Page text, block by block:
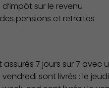
sur le revenu
pensions et retraites
assurés 7 jours sur 7
sont livrés : le jeudi